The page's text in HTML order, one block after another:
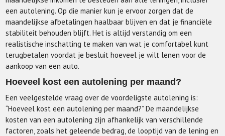
een autolening. Op die manier kun je ervoor zorgen dat de
maandelijkse afbetalingen haalbaar blijven en dat je financiële
stabiliteit behouden blijft. Het is altijd verstandig om een
realistische inschatting te maken van wat je comfortabel kunt
terugbetalen voordat je besluit hoeveel je wilt lenen voor de
aankoop van een auto.
Hoeveel kost een autolening per maand?
Een veelgestelde vraag over de voordeligste autolening is:
“Hoeveel kost een autolening per maand?” De maandelijkse
kosten van een autolening zijn afhankelijk van verschillende
factoren, zoals het geleende bedrag, de looptijd van de lening en